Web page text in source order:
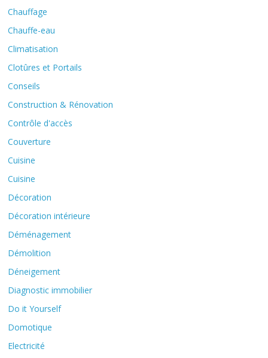
Chauffage
Chauffe-eau
Climatisation
Clotûres et Portails
Conseils
Construction & Rénovation
Contrôle d'accès
Couverture
Cuisine
Cuisine
Décoration
Décoration intérieure
Déménagement
Démolition
Déneigement
Diagnostic immobilier
Do it Yourself
Domotique
Electricité